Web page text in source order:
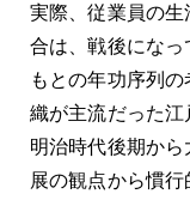
実際、従業員の
合は、戦後になっ
もとの年功序列
織が主流だった
明治時代後期か
展の観点から慣行